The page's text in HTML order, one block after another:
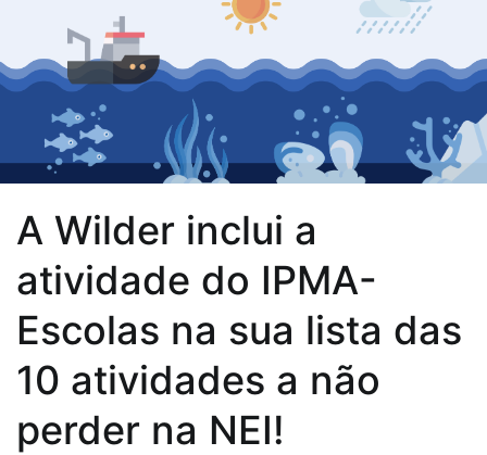
A Wilder inclui a
atividade do IPMA-
Escolas na sua lista das
10 atividades a não
perder na NEI!